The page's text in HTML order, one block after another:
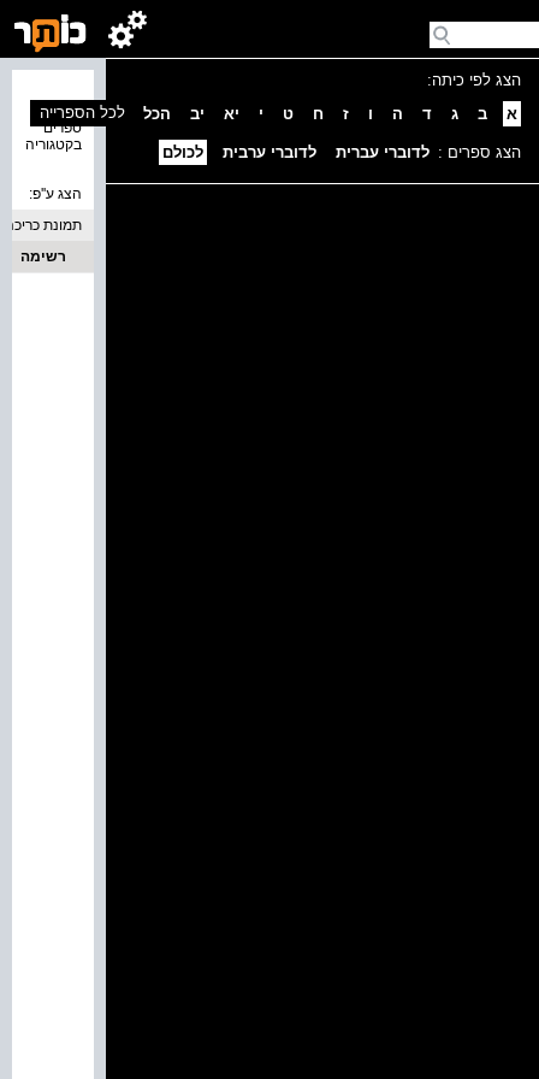
הצג לפי כיתה:
א
ב ג ד ה ו ז ח ט י יא יב הכל
הצג ספרים : לדוברי עברית לדוברי ערבית לכולם
ספרים
בקטגוריה
לכל הספרייה
הצג ע''פ:
תמונת כריכה
רשימה